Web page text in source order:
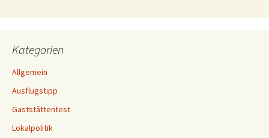
Kategorien
Allgemein
Ausflugstipp
Gaststättentest
Lokalpolitik